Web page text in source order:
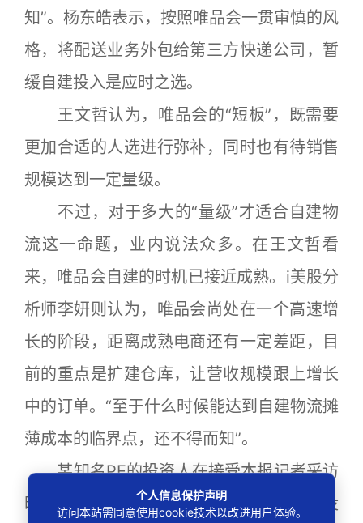
知”。杨东皓表示，按照唯品会一贯审慎的风
格，将配送业务外包给第三方快递公司，暂
缓自建投入是应时之选。
王文哲认为，唯品会的“短板”，既需要
更加合适的人选进行弥补，同时也有待销售
规模达到一定量级。
不过，对于多大的“量级”才适合自建物
流这一命题，业内说法众多。在王文哲看
来，唯品会自建的时机已接近成熟。i美股分
析师李妍则认为，唯品会尚处在一个高速增
长的阶段，距离成熟电商还有一定差距，目
前的重点是扩建仓库，让营收规模跟上增长
中的订单。“至于什么时候能达到自建物流摊
薄成本的临界点，还不得而知”。
某知名PE的投资人在接受本报记者采访
时更为激进地表示，服装电商企业在规模没
个人信息保护声明
访问本站需同意使用cookie技术以改进用户体验。